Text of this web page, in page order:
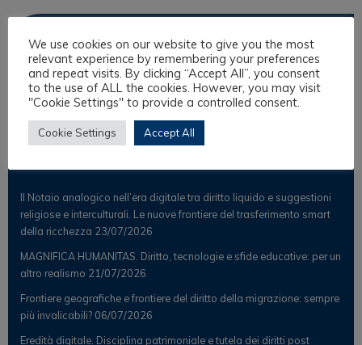
Osservatorio
Notizie
Osservatorio Scientifico
Il Notaio analogico nell’era digitale tra diritto liquido e suggestioni
religiose e interculturali. Le nuove frontiere del trasferimento smart
della ricchezza 23/07/2026
MAGNIFICA HUMANITAS. Diritto, tecnologie e sfide educative: per un
altro realismo 21/07/2026
Frontiere geografiche e frontiere del diritto della migrazione: sempre
più invalicabili? 06/07/2026
Eredità digitale. Disciplina patrimoniale e tutela dei diritti post
We use cookies on our website to give you the most
relevant experience by remembering your preferences
and repeat visits. By clicking “Accept All”, you consent
to the use of ALL the cookies. However, you may visit
"Cookie Settings" to provide a controlled consent.
Cookie Settings Accept All